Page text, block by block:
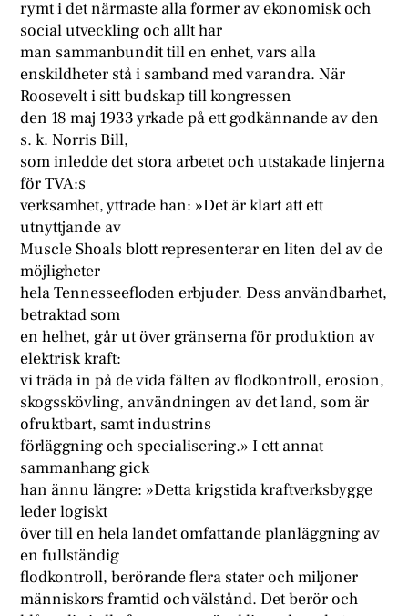
rymt i det närmaste alla former av ekonomisk och
social utveckling och allt har
man sammanbundit till en enhet, vars alla
enskildheter stå i samband med varandra. När
Roosevelt i sitt budskap till kongressen
den 18 maj 1933 yrkade på ett godkännande av den
s. k. Norris Bill,
som inledde det stora arbetet och utstakade linjerna
för TVA:s
verksamhet, yttrade han: »Det är klart att ett
utnyttjande av
Muscle Shoals blott representerar en liten del av de
möjligheter
hela Tennesseefloden erbjuder. Dess användbarhet,
betraktad som
en helhet, går ut över gränserna för produktion av
elektrisk kraft:
vi träda in på de vida fälten av flodkontroll, erosion,
skogsskövling, användningen av det land, som är
ofruktbart, samt industrins
förläggning och specialisering.» I ett annat
sammanhang gick
han ännu längre: »Detta krigstida kraftverksbygge
leder logiskt
över till en hela landet omfattande planläggning av
en fullständig
flodkontroll, berörande flera stater och miljoner
människors framtid och välstånd. Det berör och